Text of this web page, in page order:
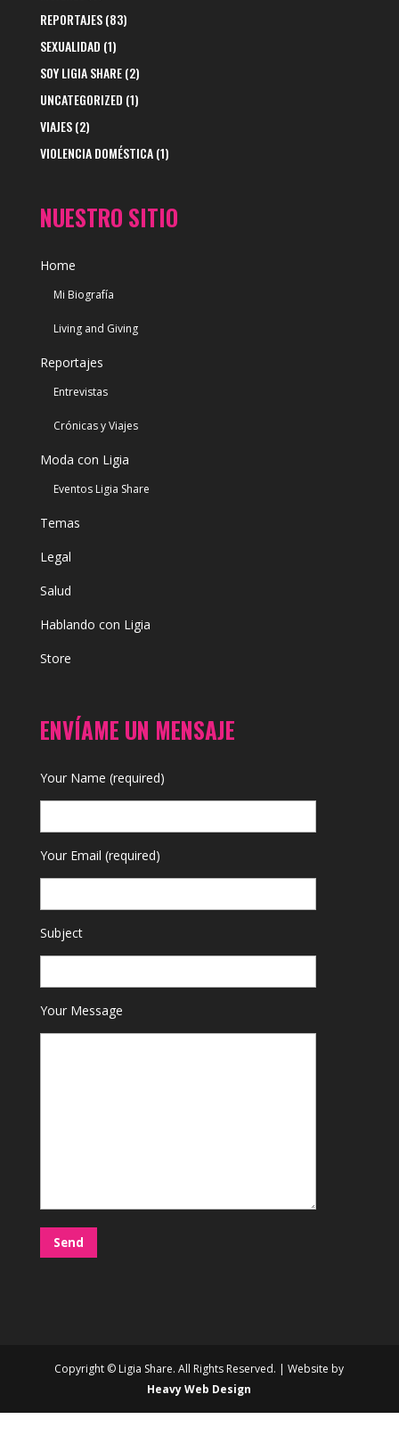
REPORTAJES(83)
SEXUALIDAD (1)
SOY LIGIA SHARE(2)
UNCATEGORIZED (1)
VIAJES(2)
VIOLENCIA DOMÉSTICA(1)
NUESTRO SITIO
Home
Mi Biografía
Living and Giving
Reportajes
Entrevistas
Crónicas y Viajes
Moda con Ligia
Eventos Ligia Share
Temas
Legal
Salud
Hablando con Ligia
Store
ENVÍAME UN MENSAJE
Your Name (required)
Your Email (required)
Subject
Your Message
Copyright © Ligia Share. All Rights Reserved. | Website by
Heavy Web Design